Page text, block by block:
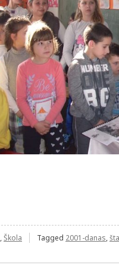
,Škola Tagged 2001-danas,